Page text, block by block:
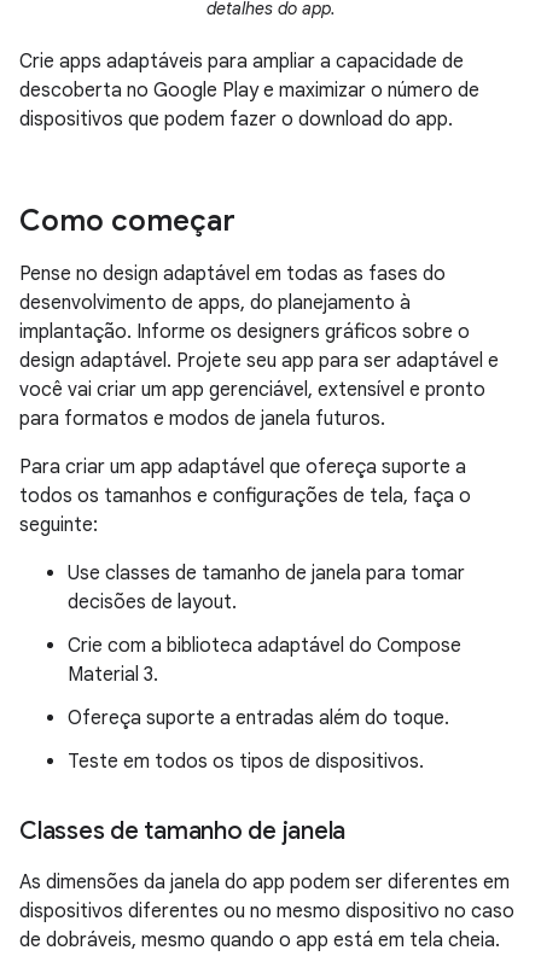
detalhes do app.
Crie apps adaptáveis para ampliar a capacidade de
descoberta no Google Play e maximizar o número de
dispositivos que podem fazer o download do app.
Como começar
Pense no design adaptável em todas as fases do
desenvolvimento de apps, do planejamento à
implantação. Informe os designers gráficos sobre o
design adaptável. Projete seu app para ser adaptável e
você vai criar um app gerenciável, extensível e pronto
para formatos e modos de janela futuros.
Para criar um app adaptável que ofereça suporte a
todos os tamanhos e configurações de tela, faça o
seguinte:
Use classes de tamanho de janela para tomar
decisões de layout.
Crie com a biblioteca adaptável do Compose
Material 3.
Ofereça suporte a entradas além do toque.
Teste em todos os tipos de dispositivos.
Classes de tamanho de janela
As dimensões da janela do app podem ser diferentes em
dispositivos diferentes ou no mesmo dispositivo no caso
de dobráveis, mesmo quando o app está em tela cheia.